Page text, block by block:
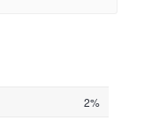
2%